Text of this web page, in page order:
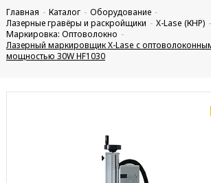
Главная Каталог
Оборудование
Лазерные гравёры и раскройщики
X-Lase (КНР)
Маркировка: Оптоволокно
Лазерный маркировщик X-Lase с
мощностью 30W HF1030